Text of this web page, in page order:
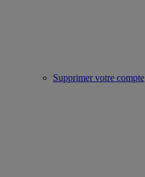
Supprimer votre compte